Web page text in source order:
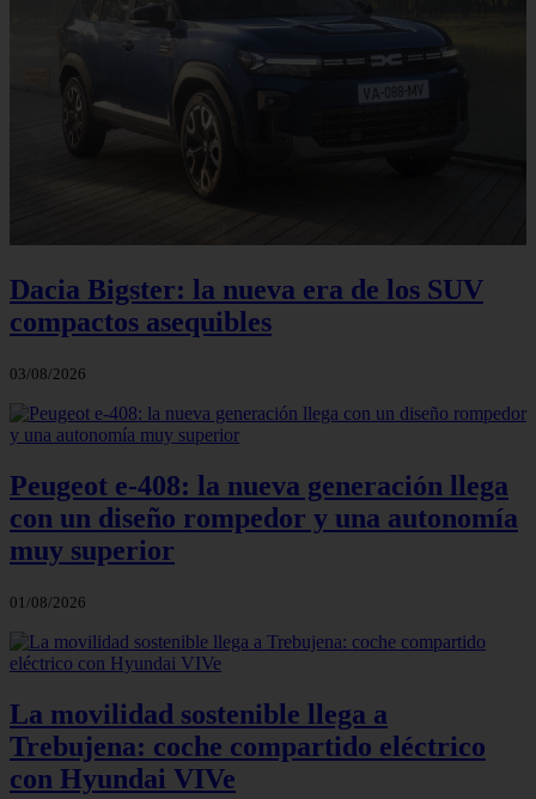
Dacia Bigster: la nueva era de los SUV
compactos asequibles
03/08/2026
Peugeot e-408: la nueva generación llega
con un diseño rompedor y una autonomía
muy superior
01/08/2026
La movilidad sostenible llega a
Trebujena: coche compartido eléctrico
con Hyundai VIVe